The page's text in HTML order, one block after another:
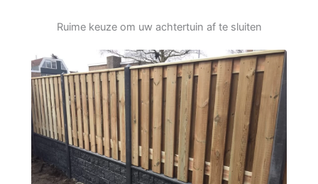
Ruime keuze om uw achtertuin af te sluiten